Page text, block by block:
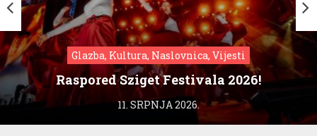
Glazba, Kultura, Naslovnica, Vijesti
Raspored Sziget Festivala 2026!
11. SRPNJA 2026.